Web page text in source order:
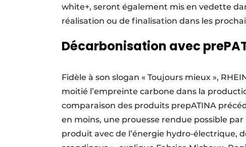
white+, seront également mis en vedette
réalisation ou de finalisation dans les
Décarbonisation avec
Fidèle à son slogan « Toujours mieux »,
moitié l’empreinte carbone dans la
comparaison des produits prepATINA
en moins, une prouesse rendue possible
produit avec de l’énergie hydro-électrique,